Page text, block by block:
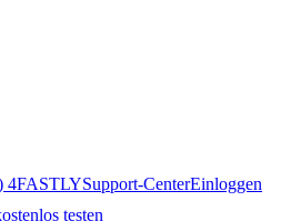
4FASTLYSupport-CenterEinloggen
testen